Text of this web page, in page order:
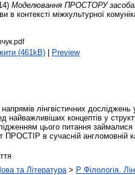
Моделювання ПРОСТОРУ
в контексті міжкультурної
(461kB)| Preview
лінгвістичних
найважливіших концептів у
цього питання займалися
ПРОСТІР в сучасній англомовній
та Література > P Філологія.